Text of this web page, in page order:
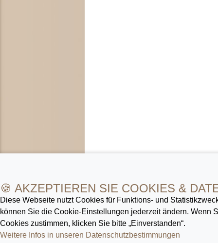
🍪 AKZEPTIEREN SIE COOKIES &
Diese Webseite nutzt Cookies für Funktions- und
können Sie die Cookie-Ein­stellungen jederzeit ändern. Wenn
Cookies zustimmen, klicken Sie bitte „Einverstanden“.
Weitere Infos in unseren Datenschutz­bestimmungen